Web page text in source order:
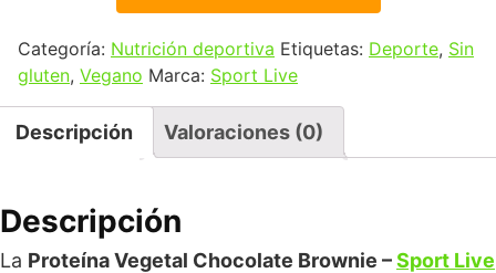
Categoría: Nutrición deportiva Etiquetas: Deporte, Sin
gluten, Vegano Marca: Sport Live
Descripción Valoraciones (0)
Descripción
La Proteína Vegetal Chocolate Brownie –Sport Live